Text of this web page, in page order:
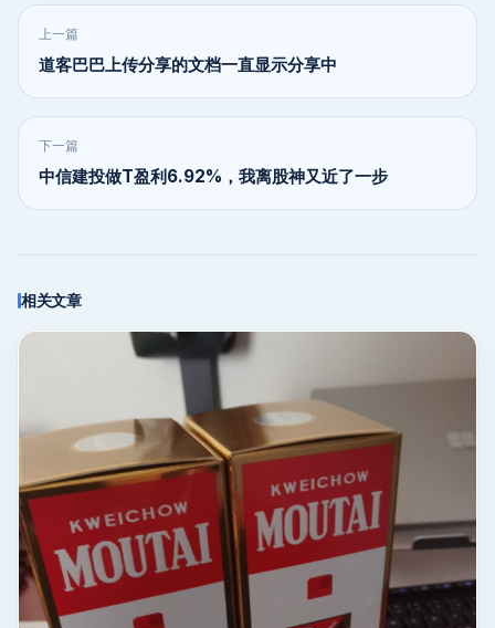
上一篇
道客巴巴上传分享的文档一直显示分享中
下一篇
中信建投做T盈利6.92%，我离股神又近了一步
相关文章